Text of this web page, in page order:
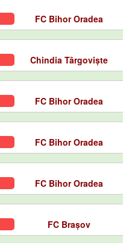
FC Bihor Oradea
Chindia Târgoviște
FC Bihor Oradea
FC Bihor Oradea
FC Bihor Oradea
FC Brașov